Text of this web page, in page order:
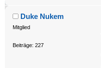
Duke Nukem
Mitglied
Beiträge: 227